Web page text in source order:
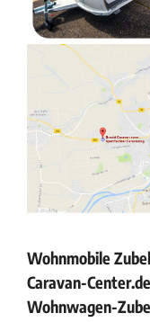
Wohnmobile
Caravan-
Wohnwagen-